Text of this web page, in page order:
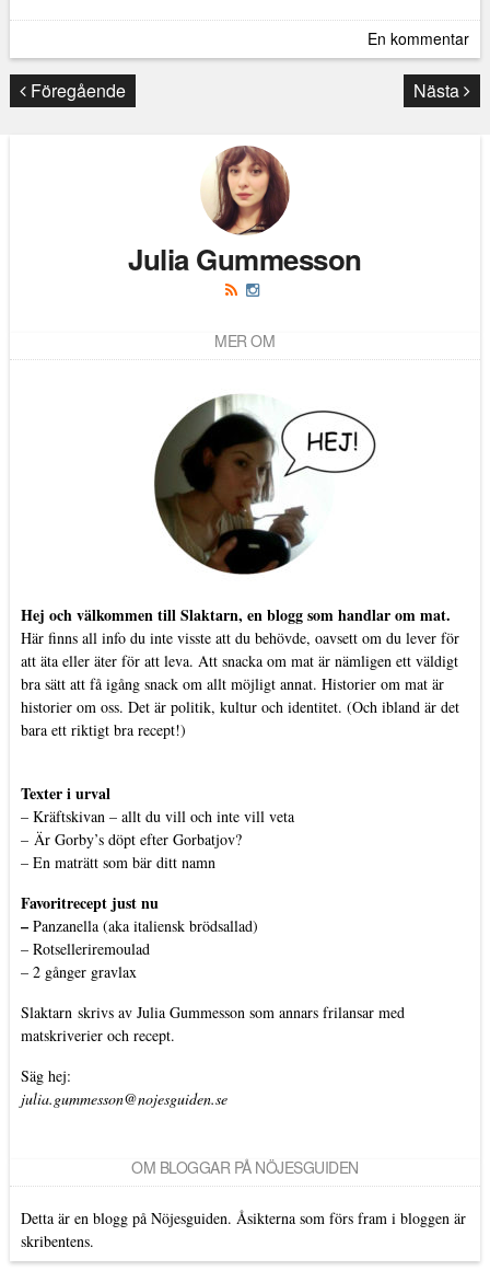
En kommentar
Föregående Nästa
Julia Gummesson
MER OM
Hej och välkommen till Slaktarn, en blogg som handlar om mat.
Här finns all info du inte visste att du behövde, oavsett om du lever för
att äta eller äter för att leva. Att snacka om mat är nämligen ett väldigt
bra sätt att få igång snack om allt möjligt annat. Historier om mat är
historier om oss. Det är politik, kultur och identitet. (Och ibland är det
bara ett riktigt bra recept!)
Texter i urval
– Kräftskivan – allt du vill och inte vill veta
– Är Gorby’s döpt efter Gorbatjov?
– En maträtt som bär ditt namn
Favoritrecept just nu
– Panzanella (aka italiensk brödsallad)
– Rotselleriremoulad
– 2 gånger gravlax
Slaktarn skrivs av Julia Gummesson som annars frilansar med
matskriverier och recept.
Säg hej:
julia.gummesson@nojesguiden.se
OM BLOGGAR PÅ NÖJESGUIDEN
Detta är en blogg på Nöjesguiden. Åsikterna som förs fram i bloggen är
skribentens.